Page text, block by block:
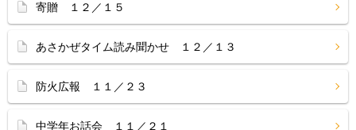
寄贈 １２／１５
あさかぜタイム読み聞かせ １２／１３
防火広報 １１／２３
中学年お話会 １１／２１